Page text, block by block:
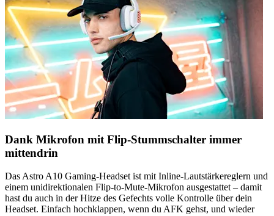
Dank Mikrofon mit Flip-Stummschalter immer
mittendrin
Das Astro A10 Gaming-Headset ist mit Inline-Lautstärkereglern und
einem unidirektionalen Flip-to-Mute-Mikrofon ausgestattet – damit
hast du auch in der Hitze des Gefechts volle Kontrolle über dein
Headset. Einfach hochklappen, wenn du AFK gehst, und wieder